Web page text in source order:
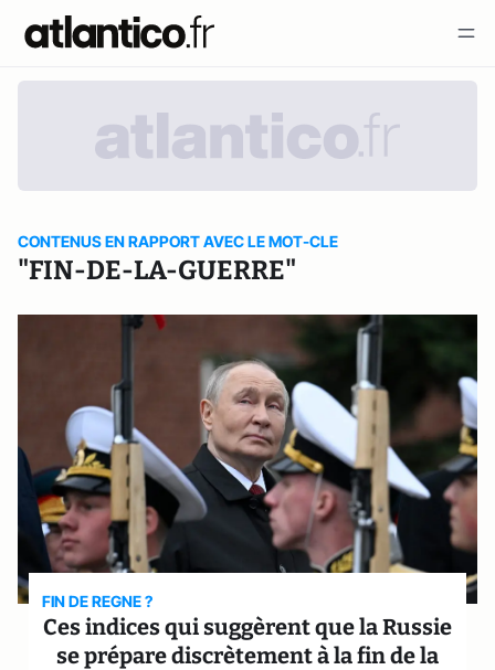
CONTENUS EN RAPPORT AVEC LE MOT-CLE
"FIN-DE-LA-GUERRE"
FIN DE REGNE ?
Ces indices qui suggèrent que la Russie
se prépare discrètement à la fin de la